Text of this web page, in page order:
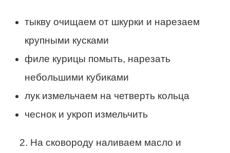
тыкву очищаем от шкурки и нарезаем
крупными кусками
филе курицы помыть, нарезать
небольшими кубиками
лук измельчаем на четверть кольца
чеснок и укроп измельчить
2. На сковороду наливаем масло и